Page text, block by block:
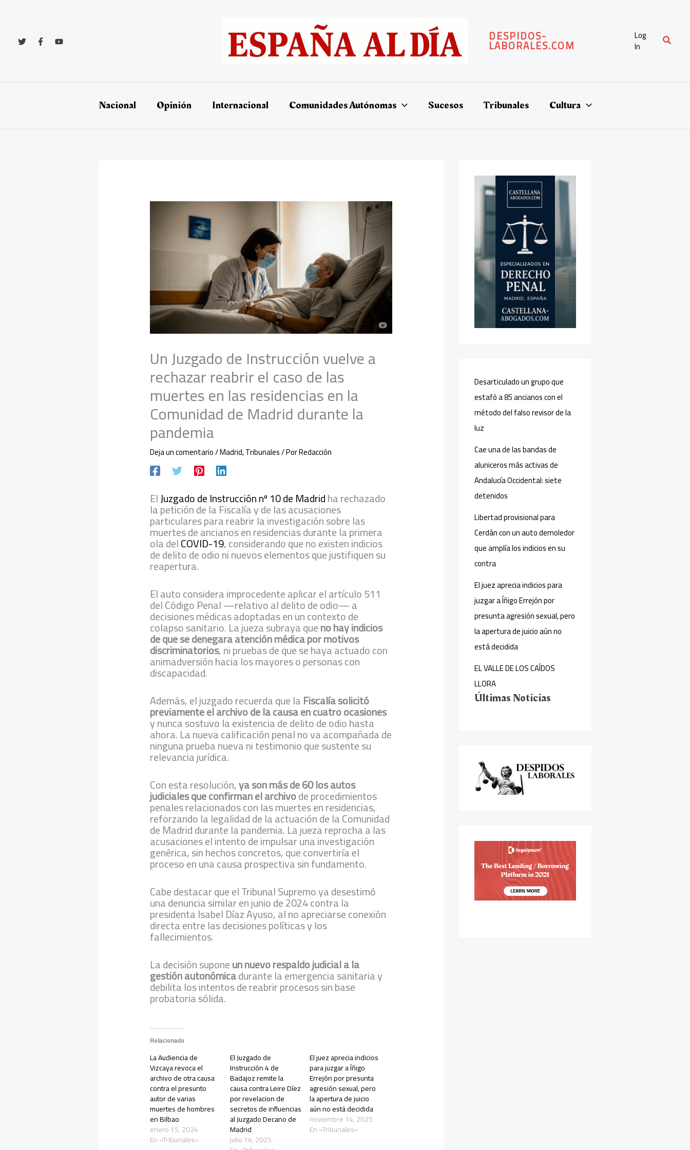
DESPIDOS-
LABORALES.COM
Log
In Buscar
Nacional Opinión Internacional Comunidades Autónomas Sucesos Tribunales Cultura
Un Juzgado de Instrucción vuelve a
rechazar reabrir el caso de las
muertes en las residencias en la
Comunidad de Madrid durante la
pandemia
Deja un comentario/Madrid,Tribunales/ PorRedacción
ElJuzgado de Instrucción nº 10 de Madridha rechazado
la petición de la Fiscalía y de las acusaciones
particulares para reabrir la investigación sobre las
muertes de ancianos en residencias durante la primera
ola delCOVID-19, considerando que no existen indicios
de delito de odio ni nuevos elementos que justifiquen su
reapertura.
El auto considera improcedente aplicar el artículo 511
del Código Penal —relativo al delito de odio— a
decisiones médicas adoptadas en un contexto de
colapso sanitario. La jueza subraya queno hay indicios
de que se denegara atención médica por motivos
discriminatorios, ni pruebas de que se haya actuado con
animadversión hacia los mayores o personas con
discapacidad.
Además, el juzgado recuerda que laFiscalía solicitó
previamente el archivo de la causa en cuatro ocasiones
y nunca sostuvo la existencia de delito de odio hasta
ahora. La nueva calificación penal no va acompañada de
ninguna prueba nueva ni testimonio que sustente su
relevancia jurídica.
Con esta resolución,ya son más de 60 los autos
judiciales que confirman el archivode procedimientos
penales relacionados con las muertes en residencias,
reforzando la legalidad de la actuación de la Comunidad
de Madrid durante la pandemia. La jueza reprocha a las
acusaciones el intento de impulsar una investigación
genérica, sin hechos concretos, que convertiría el
proceso en una causa prospectiva sin fundamento.
Cabe destacar que el Tribunal Supremo ya desestimó
una denuncia similar en junio de 2024 contra la
presidenta Isabel Díaz Ayuso, al no apreciarse conexión
directa entre las decisiones políticas y los
fallecimientos.
La decisión suponeun nuevo respaldo judicial a la
gestión autonómicadurante la emergencia sanitaria y
debilita los intentos de reabrir procesos sin base
probatoria sólida.
Relacionado
La Audiencia de
Vizcaya revoca el
archivo de otra causa
contra el presunto
autor de varias
muertes de hombres
en Bilbao
enero 15, 2024
En «Tribunales»
El Juzgado de
Instrucción 4 de
Badajoz remite la
causa contra Leire Díez
por revelacion de
secretos de influencias
al Juzgado Decano de
Madrid
julio 14, 2025
El juez aprecia indicios
para juzgar a Íñigo
Errejón por presunta
agresión sexual, pero
la apertura de juicio
aún no está decidida
noviembre 14, 2025
En «Tribunales»
Desarticulado un grupo que
estafó a 85 ancianos con el
método del falso revisor de la
luz
Cae una de las bandas de
aluniceros más activas de
Andalucía Occidental: siete
detenidos
Libertad provisional para
Cerdán con un auto demoledor
que amplía los indicios en su
contra
El juez aprecia indicios para
juzgar a Íñigo Errejón por
presunta agresión sexual, pero
la apertura de juicio aún no
está decidida
EL VALLE DE LOS CAÍDOS
LLORA
Últimas Noticias